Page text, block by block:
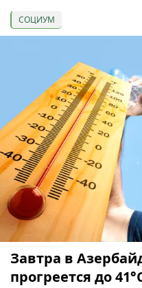
СОЦИУМ
Завтра в
прогреется до